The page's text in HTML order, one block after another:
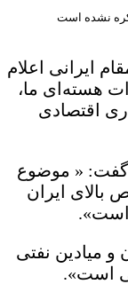
ایرانی اعلام
هسته‌ای ما،
اقتصادی
گفت: « موضوع
بالای ایران
است».
میادین نفتی
است».